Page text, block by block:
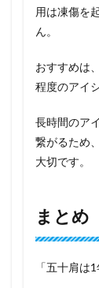
用は凍傷を
ん。
おすすめは
程度のアイ
長時間のア
繋がるため
大切です。
まとめ
「五十肩は